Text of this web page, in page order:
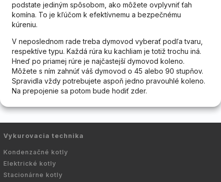
podstate jediným spôsobom, ako môžete ovplyvniť ťah
komína. To je kľúčom k efektívnemu a bezpečnému
kúreniu.
V neposlednom rade treba dymovod vyberať podľa tvaru,
respektíve typu. Každá rúra ku kachliam je totiž trochu iná.
Hneď po priamej rúre je najčastejší dymovod koleno.
Môžete s ním zahnúť váš dymovod o 45 alebo 90 stupňov.
Spravidla vždy potrebujete aspoň jedno pravouhlé koleno.
Na prepojenie sa potom bude hodiť zder.
Vykurovacia technika
Kondenzačné kotly
Elektrické kotly
Stacionárne kotly